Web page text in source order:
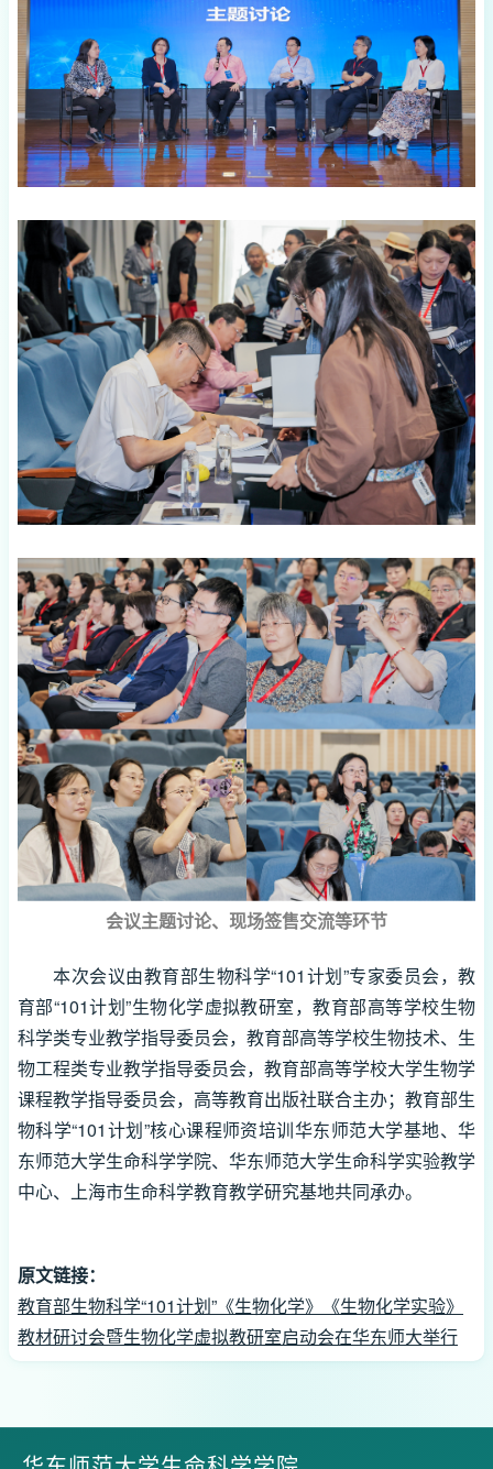
会议主题讨论、现场签售交流等环节
本次会议由教育部生物科学“101计划”专家委员会，教
育部“101计划”生物化学虚拟教研室，教育部高等学校生物
科学类专业教学指导委员会，教育部高等学校生物技术、生
物工程类专业教学指导委员会，教育部高等学校大学生物学
课程教学指导委员会，高等教育出版社联合主办；教育部生
物科学“101计划”核心课程师资培训华东师范大学基地、华
东师范大学生命科学学院、华东师范大学生命科学实验教学
中心、上海市生命科学教育教学研究基地共同承办。
原文链接：
教育部生物科学“101计划”《生物化学》《生物化学实验》
教材研讨会暨生物化学虚拟教研室启动会在华东师大举行